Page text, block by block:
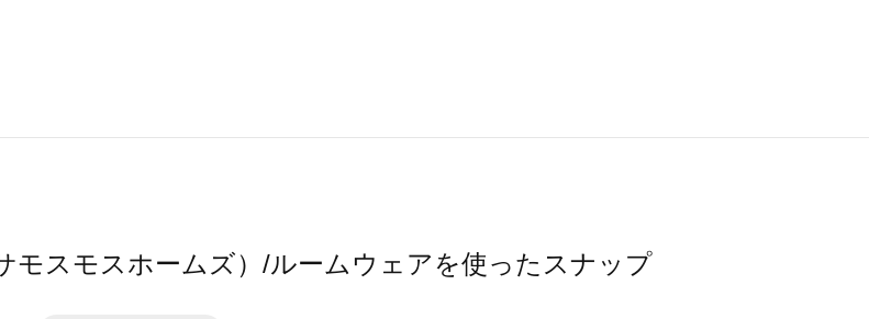
モスモスホームズ）/ルームウェアを使ったスナップ